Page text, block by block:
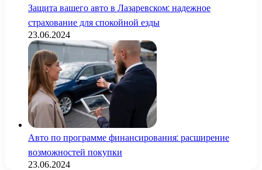
Защита вашего авто в Лазаревском: надежное
страхование для спокойной езды
23.06.2024
Авто по программе финансирования: расширение
возможностей покупки
23.06.2024